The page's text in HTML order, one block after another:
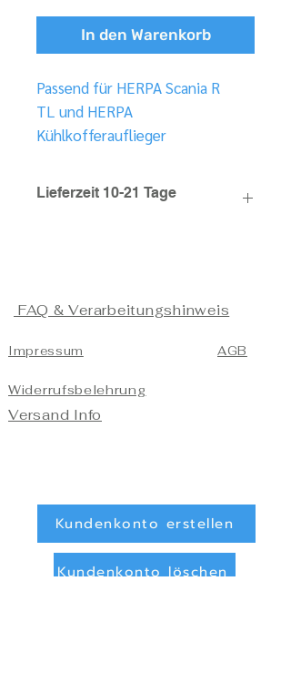
In den Warenkorb
Passend für HERPA Scania R
TL und HERPA
Kühlkofferauflieger
Lieferzeit 10-21 Tage
FAQ & Verarbeitungshinweis
Impressum
Widerrufsbelehrung
Versand Info
AGB
Kundenkonto erstellen
Kundenkonto löschen